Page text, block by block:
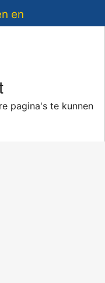
en
pagina's te kunnen